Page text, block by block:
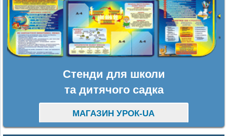
Стенди для школи
та дитячого садка
МАГАЗИН УРОК-UA